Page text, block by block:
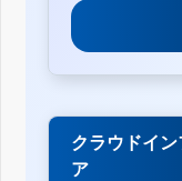
クラウドイ
ア